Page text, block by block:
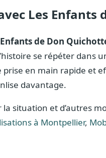
Les Enfants
Enfants de Don
se répéter dans
prise en main rapide et
davantage.
situation et d’autres
à Montpellier,